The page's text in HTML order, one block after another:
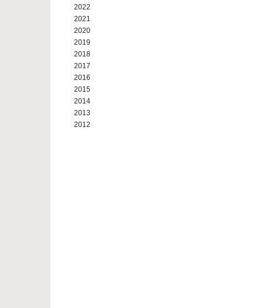
2022
2021
2020
2019
2018
2017
2016
2015
2014
2013
2012